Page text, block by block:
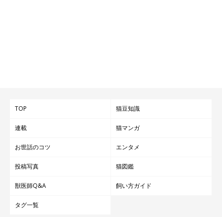
TOP 猫豆知識
連載 猫マンガ
お世話のコツ エンタメ
投稿写真 猫図鑑
獣医師Q&A 飼い方ガイド
タグ一覧